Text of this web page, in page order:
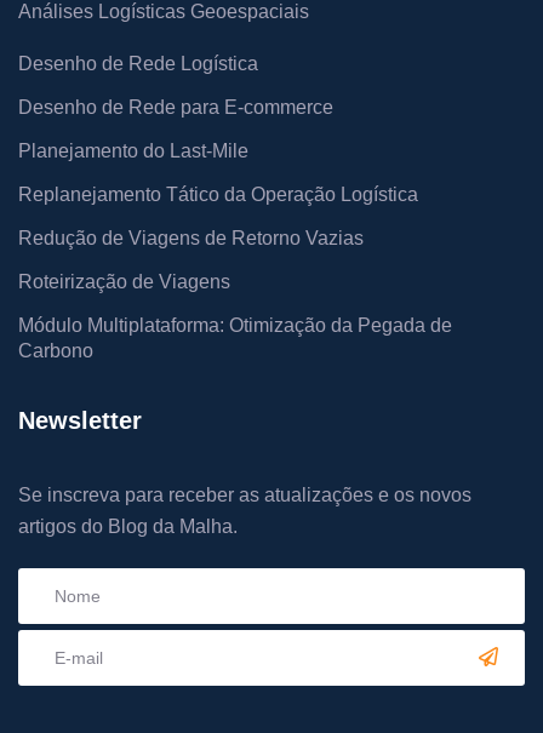
Análises Logísticas Geoespaciais
Desenho de Rede Logística
Desenho de Rede para E-commerce
Planejamento do Last-Mile
Replanejamento Tático da Operação Logística
Redução de Viagens de Retorno Vazias
Roteirização de Viagens
Módulo Multiplataforma: Otimização da Pegada de
Carbono
Newsletter
Se inscreva para receber as atualizações e os novos
artigos do Blog da Malha.